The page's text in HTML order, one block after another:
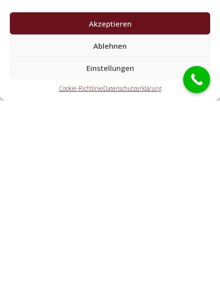
Akzeptieren
Ablehnen
Einstellungen
Cookie-RichtlinieDatenschutzerklärung
Schlüsseldienst Spezialisten?
Die Kooperationspartner erledigen jegliche Leistungen, die